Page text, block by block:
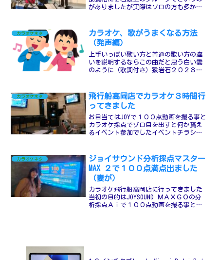
がありましたが実際はソロの方も多かっ
は２名以上だったのでもしかしたらソロ
より可能性あるのかも歌う...
カラオケネタ
カラオケ、歌がうまくなる方法
（発声編）
上手いっぽい歌い方と普通の歌い方の違
いを説明するならこの曲だと思う白い雲
のように（歌詞付き）猿岩石２０２３年
で売れた頃は森脇の方が歌が上手いと言
われてました最初に歌って...
カラオケネタ
飛行船高岡店でカラオケ３時間行
ってきました
お目当てはJOYで１００点動画を撮る事と
カラオケ採点でゾロ目を出すと何か貰え
るイベント参加でしたイベントチラシ残
小さいステージとカウンターがある部屋
でステージで歌...
カラオケネタ
ジョイサウンド分析採点マスター
MAX ２で１００点満点出ました
（妻が）
カラオケ飛行船高岡店に行ってきました
当初の目的はJOYSOUND ＭＡＸＧＯの分
析採点Ａｉで１００点動画を撮る事と１